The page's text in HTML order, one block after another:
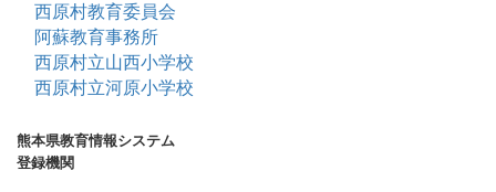
西原村教育委員会
阿蘇教育事務所
西原村立山西小学校
西原村立河原小学校
熊本県教育情報システム
登録機関